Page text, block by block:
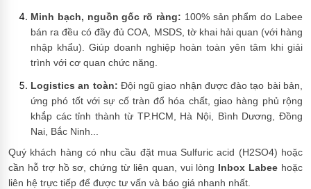
Minh bạch, nguồn gốc rõ ràng: 100% sản phẩm do Labee
bán ra đều có đầy đủ COA, MSDS, tờ khai hải quan (với hàng
nhập khẩu). Giúp doanh nghiệp hoàn toàn yên tâm khi giải
trình với cơ quan chức năng.
Logistics an toàn: Đội ngũ giao nhận được đào tạo bài bản,
ứng phó tốt với sự cố tràn đổ hóa chất, giao hàng phủ rộng
khắp các tỉnh thành từ TP.HCM, Hà Nội, Bình Dương, Đồng
Nai, Bắc Ninh...
Quý khách hàng có nhu cầu đặt mua Sulfuric acid (H2SO4) hoặc
cần hỗ trợ hồ sơ, chứng từ liên quan, vui lòng Inbox Labee hoặc
liên hệ trực tiếp để được tư vấn và báo giá nhanh nhất.